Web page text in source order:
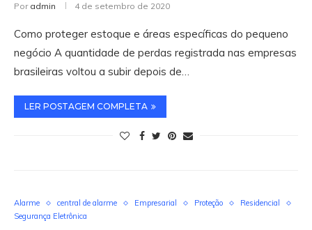
Por admin 4 de setembro de 2020
Como proteger estoque e áreas específicas do pequeno
negócio A quantidade de perdas registrada nas empresas
brasileiras voltou a subir depois de…
LER POSTAGEM COMPLETA
Alarme central de alarme Empresarial Proteção
Residencial
Segurança Eletrônica